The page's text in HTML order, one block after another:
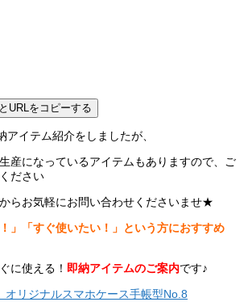
URLをコピーする
イテム紹介をしましたが、
産になっているアイテムもありますので、ご
ださい
からお気軽にお問い合わせくださいませ★
！」「すぐ使いたい！」という方におすすめ
に使える！ 即納アイテムのご案内です♪
オリジナルスマホケース手帳型No.8